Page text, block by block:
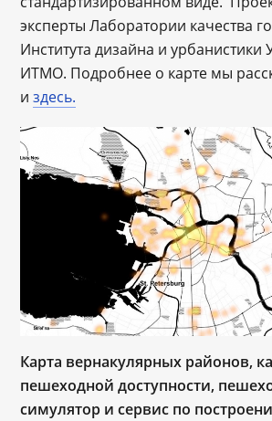
эксперты Лаборатории качества
Института дизайна и урбанистики
ИТМО. Подробнее о карте мы
издесь.
Карта вернакулярных районов,
пешеходной доступности,
симулятор и сервис по